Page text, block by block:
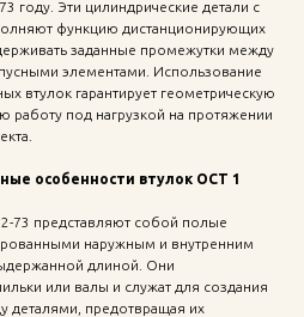
году. Эти цилиндрические детали с
функцию дистанционирующих
заданные промежутки между
элементами. Использование
втулок гарантирует геометрическую
работу под нагрузкой на протяжении
особенности втулок ОСТ 1
73 представляют собой полые
наружным и внутренним
длиной. Они
или валы и служат для создания
деталями, предотвращая их